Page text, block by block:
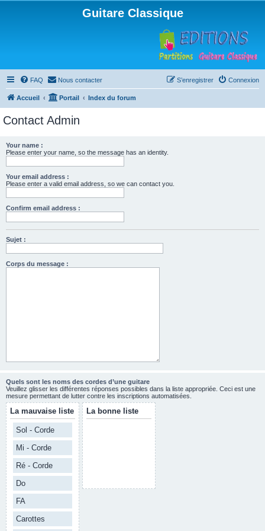
Guitare Classique
FAQ Nous contacter Connexion
S’enregistrer
Accueil Portail Index du forum
Contact Admin
Your name :
Please enter your name, so the message has an identity.
Your email address :
Please enter a valid email address, so we can contact you.
Confirm email address :
Sujet :
Corps du message :
Quels sont les noms des cordes d’une guitare
Veuillez glisser les différentes réponses possibles dans la liste appropriée. Ceci est une
mesure permettant de lutter contre les inscriptions automatisées.
La mauvaise liste
Sol - Corde
Mi - Corde
Ré - Corde
Do
FA
Carottes
La bonne liste